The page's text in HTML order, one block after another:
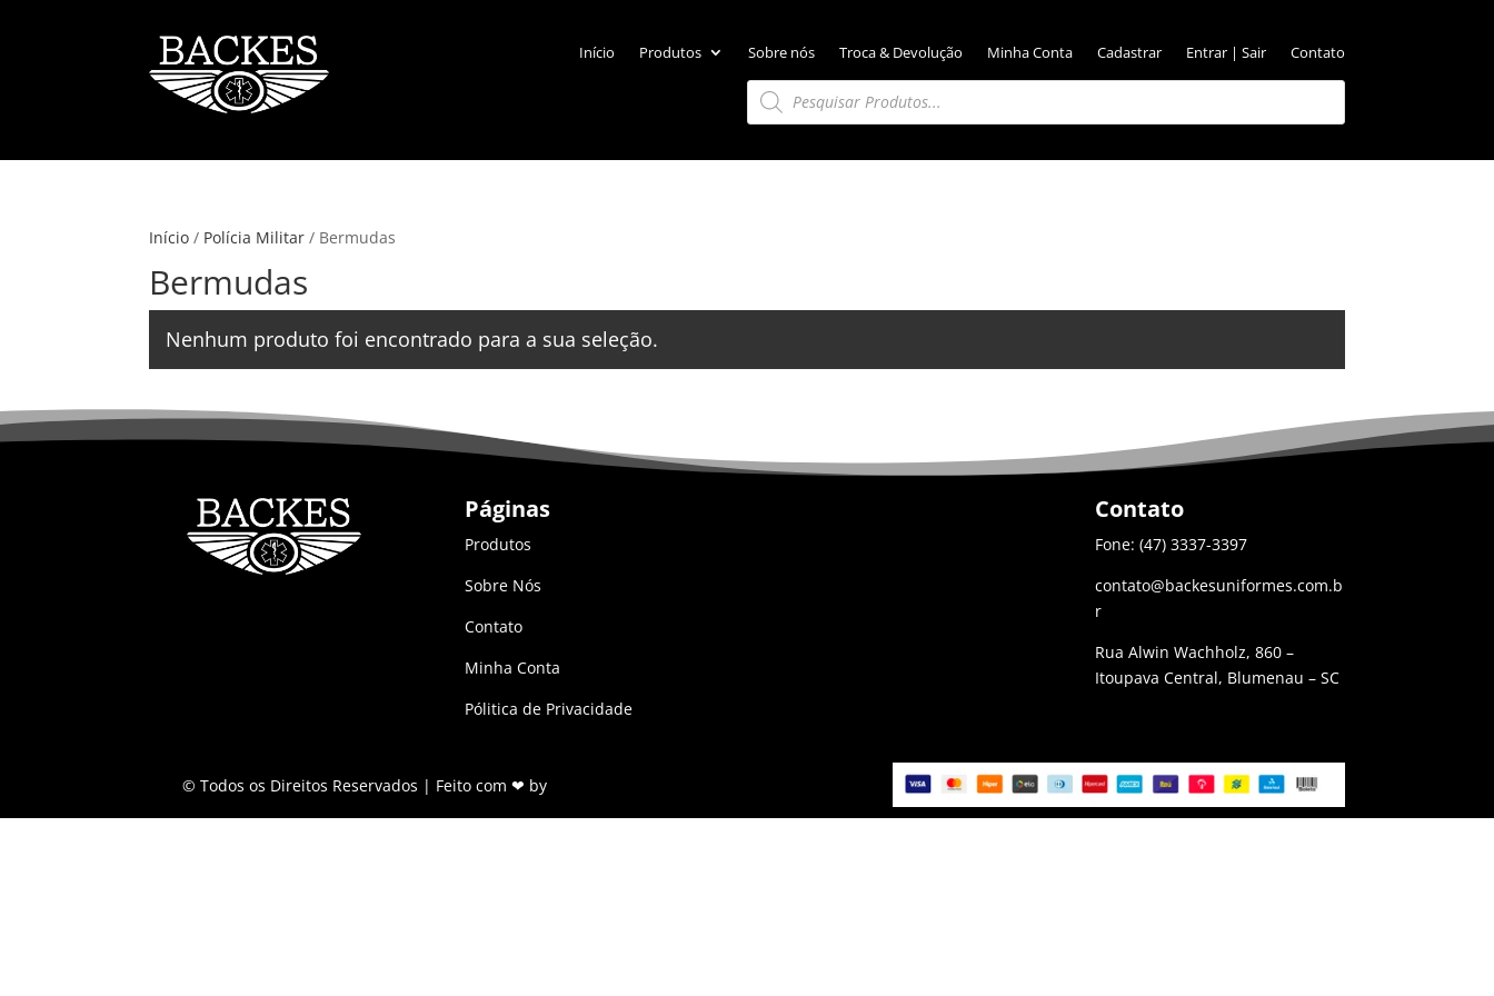
Início Produtos Sobre nós Troca & Devolução Minha Conta Cadastrar Entrar | Sair Contato
Pesquisar
produtos
Início / Polícia Militar / Bermudas
Bermudas
Nenhum produto foi encontrado para a sua seleção.
Páginas
Produtos
Sobre Nós
Contato
Minha Conta
Pólitica de Privacidade
Contato
Fone: (47) 3337-3397
contato@backesuniformes.com.b
r
Rua Alwin Wachholz, 860 –
Itoupava Central, Blumenau – SC
© Todos os Direitos Reservados | Feito com ❤ by